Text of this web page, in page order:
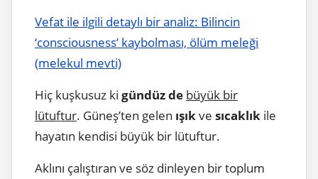
Vefat ile ilgili detaylı bir analiz: Bilincin
‘consciousness’ kaybolması, ölüm meleği
(melekul mevti)
Hiç kuşkusuz ki gündüz de büyük bir
lütuftur. Güneş’ten gelen ışıkve sıcaklık ile
hayatın kendisi büyük bir lütuftur.
Aklını çalıştıran ve söz dinleyen bir toplum